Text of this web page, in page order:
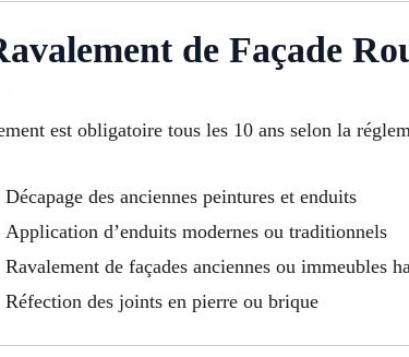
de Façade
est obligatoire tous les 10 ans selon la
Décapage des anciennes peintures et enduits
Application d’enduits modernes ou traditionnels
Ravalement de façades anciennes ou immeubles
Réfection des joints en pierre ou brique